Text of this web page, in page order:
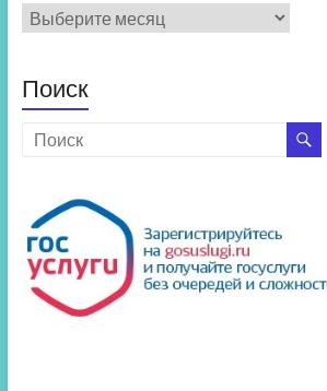
Архив
новостей
Поиск